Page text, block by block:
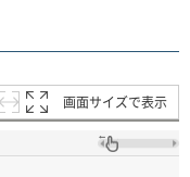
画面サイズで表示